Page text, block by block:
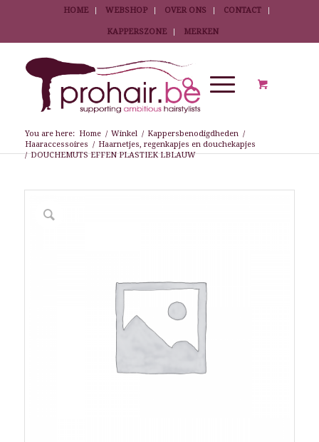
HOME WEBSHOP OVER ONS CONTACT
KAPPERSZONE MERKEN
You are here: Home / Winkel / Kappersbenodigdheden /
Haaraccessoires / Haarnetjes, regenkapjes en douchekapjes
/ DOUCHEMUTS EFFEN PLASTIEK LBLAUW